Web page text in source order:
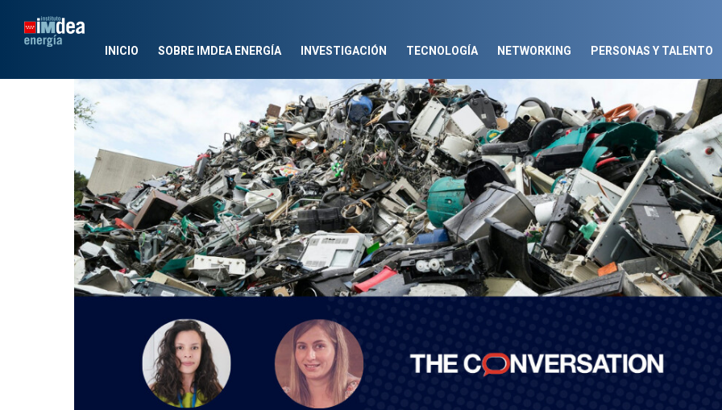
INICIO SOBRE IMDEA ENERGÍA INVESTIGACIÓN TECNOLOGÍA NETWORKING PERSONAS Y TALENTO